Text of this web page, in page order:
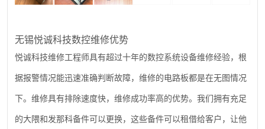
无锡悦诚科技数控维修优势
悦诚科技维修工程师具有超过十年的数控系统设备维修经验，根
据报警情况能迅速准确判断故障，维修的电路板都是在无图情况
下。维修具有排除速度快，维修成功率高的优势。我们拥有充足
的大隈和发那科备件可以更换，这些备件可以租借给客户，让他